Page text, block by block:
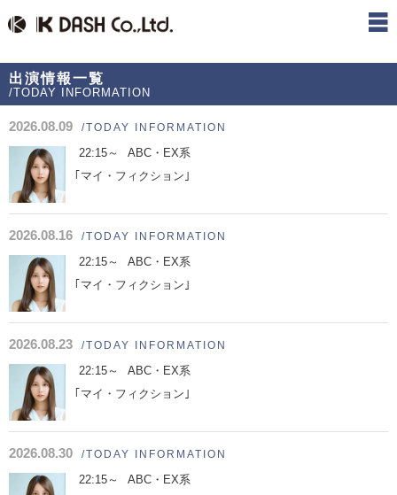
出演情報一覧
/TODAY INFORMATION
2026.08.09 /TODAY INFORMATION
22:15～
ABC・EX系
｢マイ・フィクション｣
2026.08.16 /TODAY INFORMATION
22:15～
ABC・EX系
｢マイ・フィクション｣
2026.08.23 /TODAY INFORMATION
22:15～
ABC・EX系
｢マイ・フィクション｣
2026.08.30 /TODAY INFORMATION
22:15～
ABC・EX系